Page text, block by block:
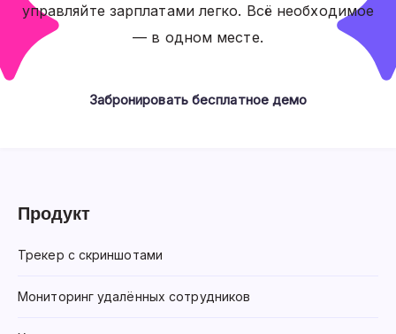
управляйте зарплатами легко. Всё необходимое
— в одном месте.
Забронировать бесплатное демо
Продукт
Трекер с скриншотами
Мониторинг удалённых сотрудников